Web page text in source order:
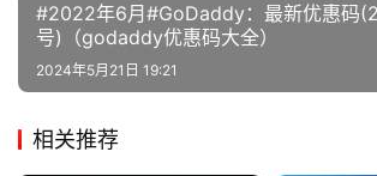
#2022年6月#GoDaddy：最新优惠码
号)（godaddy优惠码大全）
2024年5月21日 19:21
相关推荐